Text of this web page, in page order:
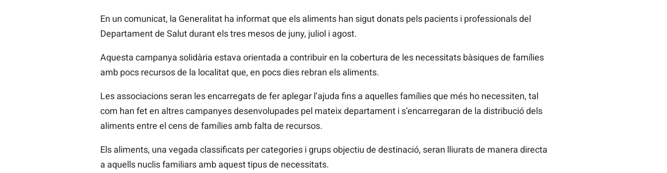
En un comunicat, la Generalitat ha informat que els aliments han sigut donats pels pacients i professionals del
Departament de Salut durant els tres mesos de juny, juliol i agost.
Aquesta campanya solidària estava orientada a contribuir en la cobertura de les necessitats bàsiques de famílies
amb pocs recursos de la localitat que, en pocs dies rebran els aliments.
Les associacions seran les encarregats de fer aplegar l’ajuda fins a aquelles famílies que més ho necessiten, tal
com han fet en altres campanyes desenvolupades pel mateix departament i s’encarregaran de la distribució dels
aliments entre el cens de famílies amb falta de recursos.
Els aliments, una vegada classificats per categories i grups objectiu de destinació, seran lliurats de manera directa
a aquells nuclis familiars amb aquest tipus de necessitats.